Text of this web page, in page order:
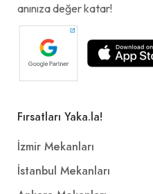
anınıza değer katar!
Fırsatları Yaka.la!
İzmir Mekanları
İstanbul Mekanları